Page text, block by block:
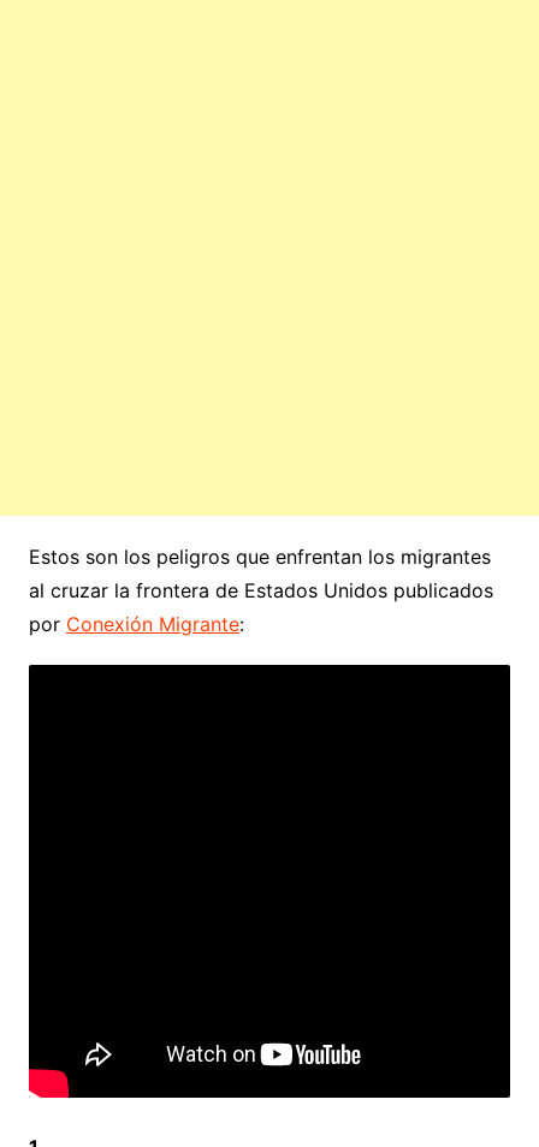
Estos son los peligros que enfrentan los migrantes
al cruzar la frontera de Estados Unidos publicados
por Conexión Migrante: